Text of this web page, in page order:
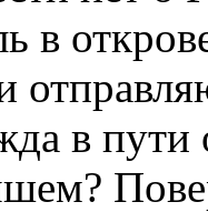
в
в пути